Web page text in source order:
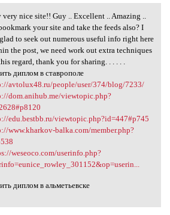
nice site!! Guy ..
very nice site!! Guy .. Excellent .. Amazing ..
your site and take the feeds also? I
to seek out numerous useful info right here
the post, we need work out extra techniques
regard, thank you for sharing. . . . . .
диплом в ставрополе
avtolux48.ru/people/user/374/blog/7233/
dom.anihub.me/viewtopic.php?
edu.bestbb.ru/viewtopic.php?id=447#p745
www.kharkov-balka.com/member.php?
weseoco.com/userinfo.php?
диплом в альметьевске